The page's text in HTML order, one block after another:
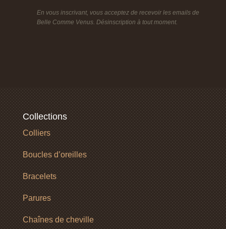
En vous inscrivant, vous acceptez de recevoir les emails de
Belle Comme Venus. Désinscription à tout moment.
Collections
Colliers
Boucles d’oreilles
Bracelets
Parures
Chaînes de cheville